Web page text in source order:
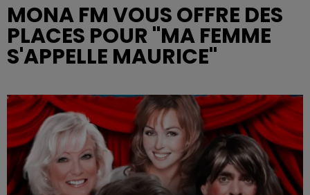
MONA FM VOUS OFFRE DES
PLACES POUR "MA FEMME
S'APPELLE MAURICE"